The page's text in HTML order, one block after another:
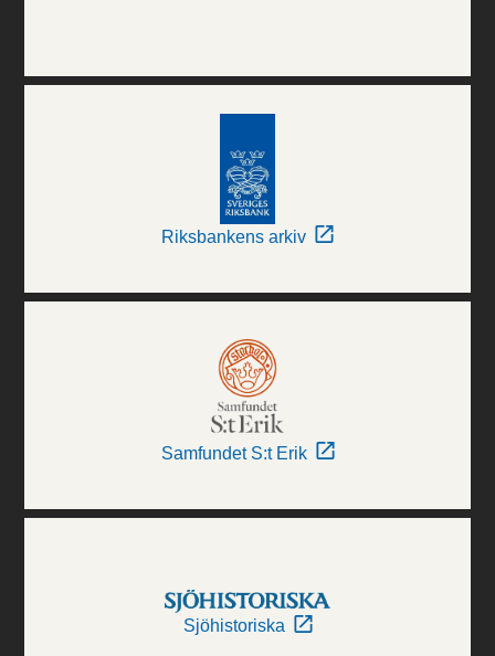
Riksbankens arkiv
Samfundet S:t Erik
Sjöhistoriska